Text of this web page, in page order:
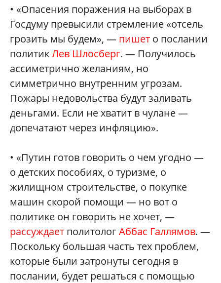
• «Опасения поражения на выборах в
Госдуму превысили стремление «отсель
грозить мы будем», — пишет о послании
политикЛев Шлосберг. — Получилось
ассиметрично желаниям, но
симметрично внутренним угрозам.
Пожары недовольства будут заливать
деньгами. Если не хватит в чулане —
допечатают через инфляцию».
• «Путин готов говорить о чем угодно —
о детских пособиях, о туризме, о
жилищном строительстве, о покупке
машин скорой помощи — но вот о
политике он говорить не хочет, —
рассуждает политологАббас Галлямов. —
Поскольку большая часть тех проблем,
которые были затронуты сегодня в
послании, будет решаться с помощью